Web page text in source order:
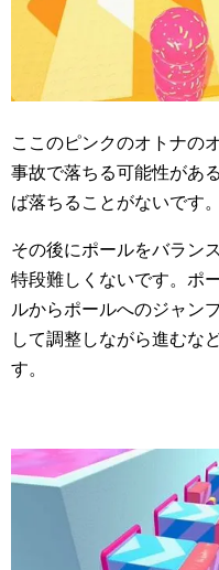
ここのピンクのオトナの
事故で落ちる可能性があ
ば落ちることがないです。
その後にポールをバラン
特段難しくないです。ポ
ルからポールへのジャン
して調整しながら進むな
す。